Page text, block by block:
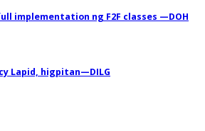
implementation ng F2F classes —DOH
Lapid, higpitan—DILG